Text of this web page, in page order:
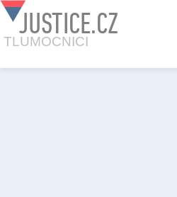
JUSTICE.CZ
TLUMOCNICI